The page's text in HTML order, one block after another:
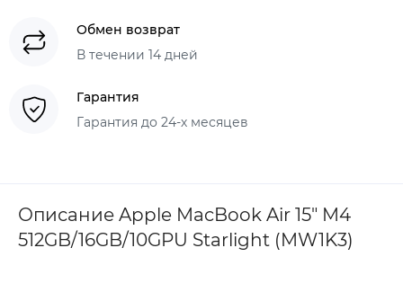
Обмен возврат
В течении 14 дней
Гарантия
Гарантия до 24-х месяцев
Описание Apple MacBook Air 15" M4
512GB/16GB/10GPU Starlight (MW1K3)